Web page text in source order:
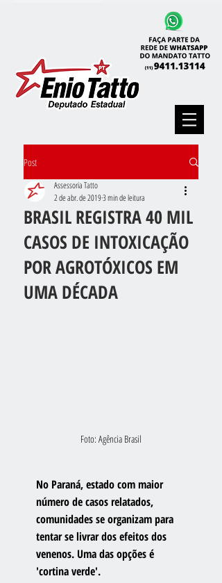
Post
BRASIL REGISTRA 40 MIL
CASOS DE INTOXICAÇÃO
POR AGROTÓXICOS EM
UMA DÉCADA
Assessoria Tatto
2 de abr. de 20193 min de leitura
Foto: Agência Brasil
No Paraná, estado com maior
número de casos relatados,
comunidades se organizam para
tentar se livrar dos efeitos dos
venenos. Uma das opções é
'cortina verde'.